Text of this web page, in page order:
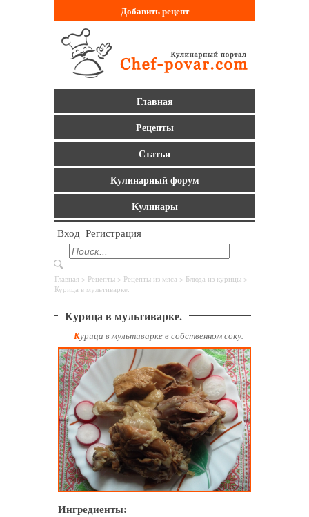
Добавитьрецепт
Главная
Рецепты
Статьи
Кулинарный форум
Кулинары
Вход Регистрация
Главная > Рецепты > Рецепты из мяса > Блюда из курицы >
Курица в мультиварке.
Курица в мультиварке.
Курица в мультиварке в собственном соку.
Ингредиенты: